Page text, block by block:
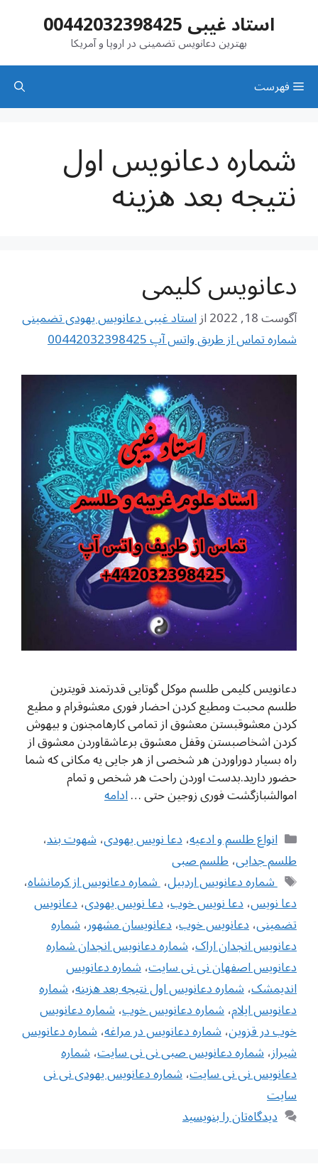
استاد غیبی 00442032398425
بهترین دعانویس تضمینی در اروپا و آمریکا
فهرست
شماره دعانویس اول
نتیجه بعد هزینه
دعانویس کلیمی
آگوست 18, 2022 ازاستاد غیبی دعانویس یهودی تضمینی
شماره تماس از طریق واتس آپ 00442032398425
دعانویس کلیمی طلسم موکل گوتایی قدرتمند قویترین
طلسم محبت ومطیع کردن احضار فوری معشوقرام و مطیع
کردن معشوقبستن معشوق از تمامی کارهامجنون و بیهوش
کردن اشخاصبستن وقفل معشوق برعاشقاوردن معشوق از
راه بسیار دوراوردن هر شخصی از هر جایی یه مکانی که شما
حضور دارید.بدست اوردن راحت هر شخص و تمام
اموالشبازگشت فوری زوجین حتی …ادامه
دسته‌ها
انواع طلسم و ادعیه،دعا نویس یهودی،شهوت بند،
طلسم جدایی،طلسم صبی
برچسب‌ها
‌‌ شماره دعانویس اردبیل،‌ شماره دعانویس از کرمانشاه،
دعا نویس،دعا نویس خوب،دعا نویس یهودی،دعانویس
تضمینی،دعانویس خوب،دعانویسان مشهور،شماره
دعانویس انجدان اراک،شماره دعانویس انجدان شماره
دعانویس اصفهان نی نی سایت،شماره دعانویس
اندیمشک،شماره دعانویس اول نتیجه بعد هزینه،شماره
دعانویس ایلام،شماره دعانویس خوب،شماره دعانویس
خوب در قزوین،شماره دعانویس در مراغه،شماره دعانویس
شیراز،شماره دعانویس صبی نی نی سایت،شماره
دعانویس نی نی سایت،شماره دعانویس یهودی نی نی
سایت
دیدگاه‌تان را بنویسید